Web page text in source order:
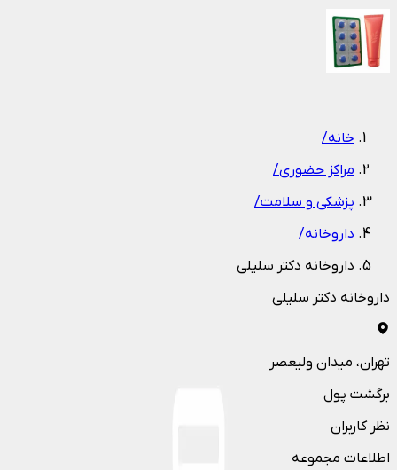
1
خانه/
مراکز حضوری/
پزشکی و سلامت/
داروخانه/
داروخانه دکتر سلیلی
داروخانه دکتر سلیلی
تهران، میدان ولیعصر
برگشت پول
نظر کاربران
اطلاعات مجموعه